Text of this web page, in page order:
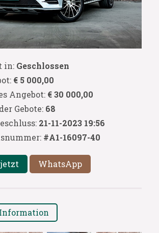
in: Geschlossen
€ 5 000,00
Angebot: € 30 000,00
Gebote: 68
21-11-2023 19:56
#A1-16097-40
WhatsApp
Information